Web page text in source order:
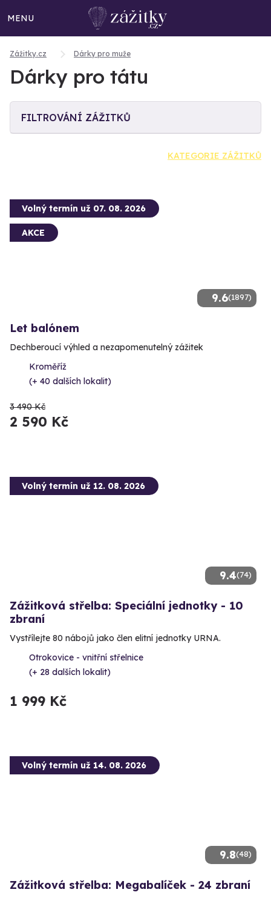
MENU
Zážitky.cz Dárky pro muže
Dárky pro tátu
FILTROVÁNÍ ZÁŽITKŮ
KATEGORIE ZÁŽITKŮ
9.6(1897)
Volný termín už 07. 08. 2026
AKCE
Let balónem
Dechberoucí výhled a nezapomenutelný zážitek
Kroměříž
(+ 40 dalších lokalit)
3 490 Kč
2 590 Kč
9.4(74)
Volný termín už 12. 08. 2026
Zážitková střelba: Speciální jednotky - 10
zbraní
Vystřílejte 80 nábojů jako člen elitní jednotky URNA.
Otrokovice - vnitřní střelnice
(+ 28 dalších lokalit)
1 999 Kč
9.8(48)
Volný termín už 14. 08. 2026
Zážitková střelba: Megabalíček - 24 zbraní